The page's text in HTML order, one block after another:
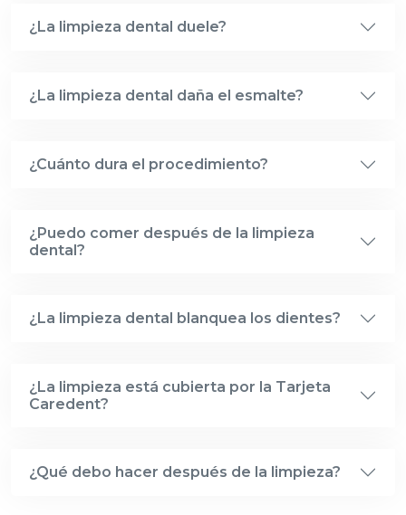
¿La limpieza dental duele?
¿La limpieza dental daña el esmalte?
¿Cuánto dura el procedimiento?
¿Puedo comer después de la limpieza
dental?
¿La limpieza dental blanquea los dientes?
¿La limpieza está cubierta por la Tarjeta
Caredent?
¿Qué debo hacer después de la limpieza?